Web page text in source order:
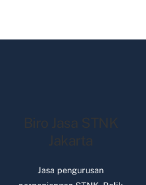
Biro Jasa STNK
Jakarta
Jasa pengurusan